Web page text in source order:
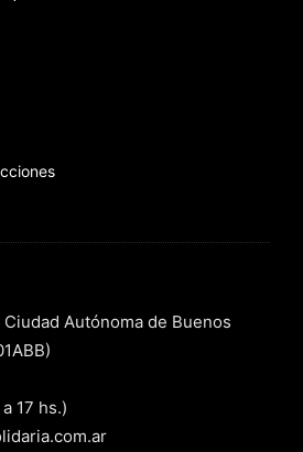
Autónoma de Buenos
17 hs.)